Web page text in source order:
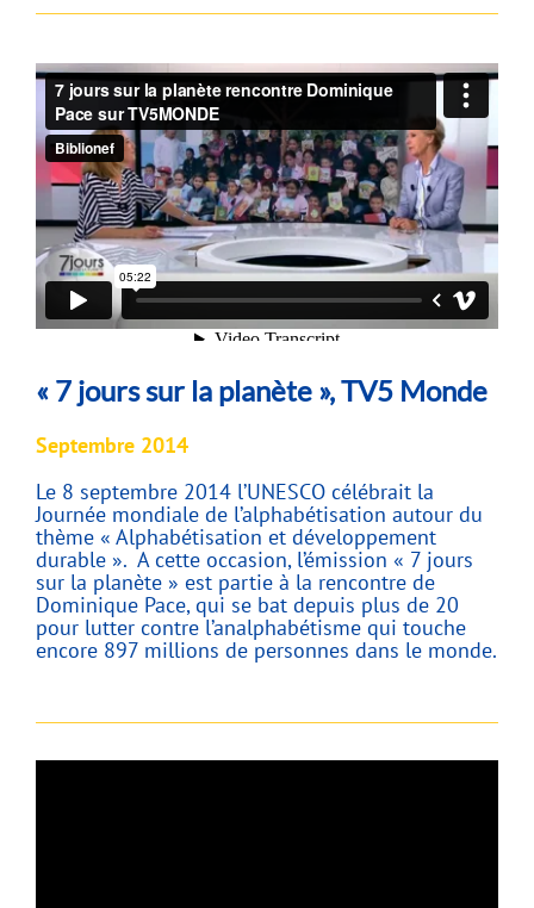
« 7 jours sur la planète », TV5 Monde
Septembre 2014
Le 8 septembre 2014 l’UNESCO célébrait la
Journée mondiale de l’alphabétisation autour du
thème « Alphabétisation et développement
durable ». A cette occasion, l’émission « 7 jours
sur la planète » est partie à la rencontre de
Dominique Pace, qui se bat depuis plus de 20
pour lutter contre l’analphabétisme qui touche
encore 897 millions de personnes dans le monde.